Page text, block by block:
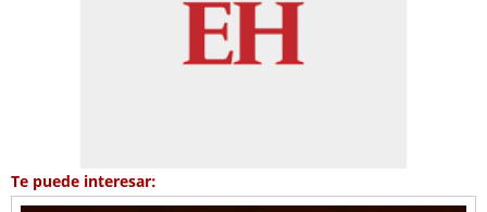
Te puede interesar: